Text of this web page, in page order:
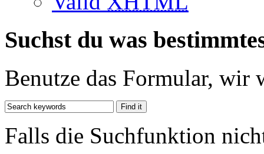
Suchst du was
Benutze das Formular, wir
Falls die Suchfunktion